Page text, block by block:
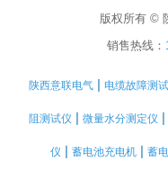
版权所有 ©
销售热线：
陕西意联电气 | 电缆故障测
阻测试仪 | 微量水分测定仪 |
仪 | 蓄电池充电机 | 蓄